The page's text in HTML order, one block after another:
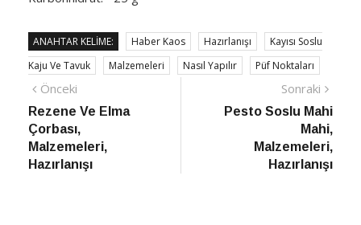
ANAHTAR KELIME: Haber Kaos Hazırlanışı
Kayısı Soslu
Kaju Ve Tavuk
Malzemeleri Nasıl Yapılır Püf Noktaları
Yazı
gezinmesi
Önceki
haber
Rezene Ve Elma
Çorbası,
Malzemeleri,
Hazırlanışı
Sonraki
Pesto Soslu Mahi
Mahi,
Malzemeleri,
Hazırlanışı